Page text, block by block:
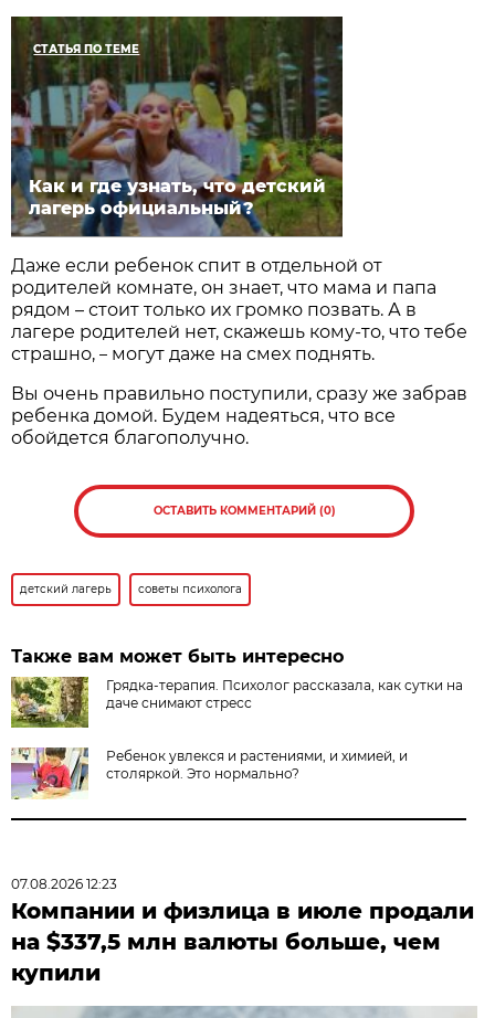
СТАТЬЯ ПО ТЕМЕ
Как и где узнать, что детский
лагерь официальный?
Даже если ребенок спит в отдельной от
родителей комнате, он знает, что мама и папа
рядом – стоит только их громко позвать. А в
лагере родителей нет, скажешь кому-то, что тебе
страшно,– могут даже на смех поднять.
Вы очень правильно поступили, сразу же забрав
ребенка домой. Будем надеяться, что все
обойдется благополучно.
ОСТАВИТЬ КОММЕНТАРИЙ (0)
детский лагерь советы психолога
Также вам может быть интересно
Грядка-терапия. Психолог рассказала, как сутки на
даче снимают стресс
Ребенок увлекся и растениями, и химией, и
столяркой. Это нормально?
07.08.2026 12:23
Компании и физлица в июле продали
на $337,5 млн валюты больше, чем
купили